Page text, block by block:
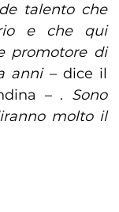
talento che
e che qui
promotore di
anni– dice il
– . Sono
molto il